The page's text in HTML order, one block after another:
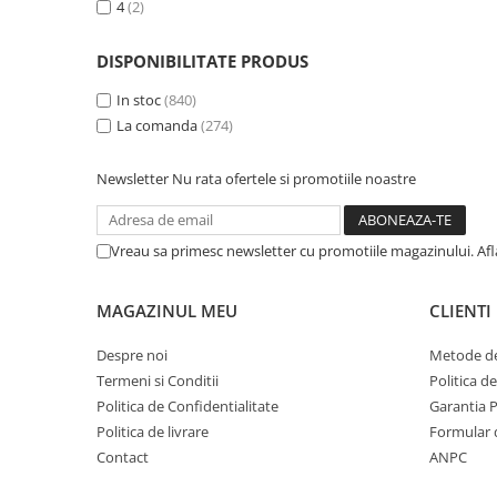
4(2)
DISPONIBILITATE PRODUS
In stoc(840)
La comanda(274)
Newsletter Nu rata ofertele si promotiile noastre
Vreau sa primesc newsletter cu promotiile magazinului.
MAGAZINUL MEU
Despre noi
Termeni si Conditii
Politica de Confidentialitate
Politica de livrare
Contact
CLIENTI
Metode
Politica
Garantia
Formular
ANPC